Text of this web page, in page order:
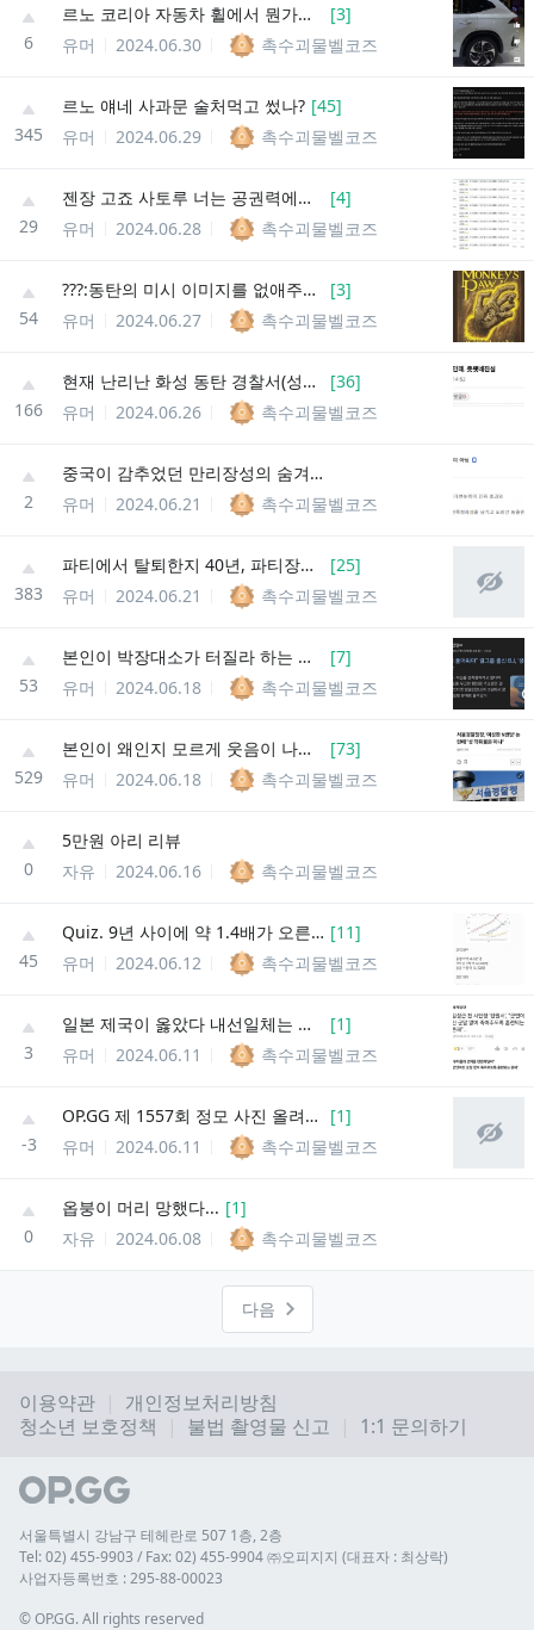
6
르노 코리아 자동차 휠에서 뭔가가 보이는 것 같음 ㅇㅇ... [3]
유머
2024.06.30 촉수괴물벨코즈
345
르노 얘네 사과문 술처먹고 썼나? [45]
유머
2024.06.29 촉수괴물벨코즈
29
젠장 고죠 사토루 너는 공권력에서조차 최강인 것이냐 [4]
유머
2024.06.28 촉수괴물벨코즈
54
???:동탄의 미시 이미지를 없애주세요 [3]
유머
2024.06.27 촉수괴물벨코즈
166
현재 난리난 화성 동탄 경찰서(성무고) 상황 [36]
유머
2024.06.26 촉수괴물벨코즈
2
중국이 감추었던 만리장성의 숨겨진 비밀.jpg
유머
2024.06.21 촉수괴물벨코즈
383
파티에서 탈퇴한지 40년, 파티장이 다시 날 불렀다. [25]
유머
2024.06.21 촉수괴물벨코즈
53
본인이 박장대소가 터질라 하는 김정은이면 개추 ㅋㅋㅋ [7]
유머
2024.06.18 촉수괴물벨코즈
529
본인이 왜인지 모르게 웃음이 나오는 김정은이면 개추 ㅋㅋ [73]
유머
2024.06.18 촉수괴물벨코즈
0
5만원 아리 리뷰
자유
2024.06.16 촉수괴물벨코즈
45
Quiz. 9년 사이에 약 1.4배가 오른 것은?(물가 아님) [11]
유머
2024.06.12 촉수괴물벨코즈
3
일본 제국이 옳았다 내선일체는 맞는 말이었음 [1]
유머
2024.06.11 촉수괴물벨코즈
-3
OP.GG 제 1557회 정모 사진 올려봅니다... ㅎㅎ [1]
유머
2024.06.11 촉수괴물벨코즈
0
옵붕이 머리 망했다... [1]
자유
2024.06.08 촉수괴물벨코즈
다음
이용약관
개인정보처리방침
청소년 보호정책
불법 촬영물 신고 1:1 문의하기
서울특별시 강남구 테헤란로 507 1층, 2층
Tel: 02) 455-9903 / Fax: 02) 455-9904 ㈜오피지지 (대표자 : 최상락)
사업자등록번호 : 295-88-00023
© OP.GG. All rights reserved